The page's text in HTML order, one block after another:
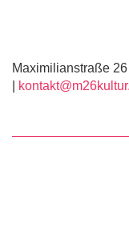
Maximilianstraße